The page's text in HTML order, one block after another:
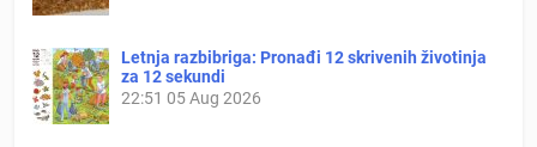
Letnja razbibriga: Pronađi 12 skrivenih životinja
za 12 sekundi
22:51 05 Aug 2026